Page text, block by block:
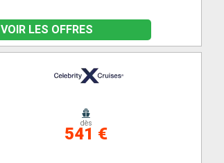
VOIR LES OFFRES
dès
541 €